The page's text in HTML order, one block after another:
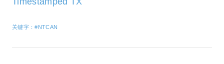
关键字：#NTCAN